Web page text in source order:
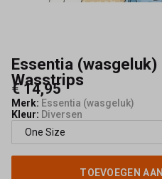
Essentia
Wasstrips
€ 14,95
Merk: Essentia (wasgeluk)
Kleur: Diversen
TOEVOEGEN